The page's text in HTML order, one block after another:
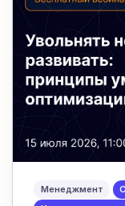
Менеджмент